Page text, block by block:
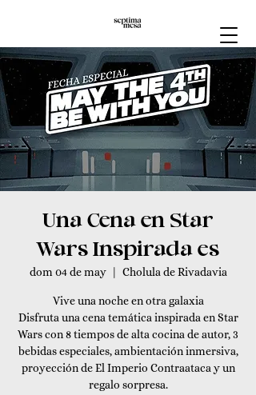
Una Cena en Star
Wars Inspirada es
dom 04 de may
  |
Cholula de Rivadavia
Vive una noche en otra galaxia
Disfruta una cena temática inspirada en Star
Wars con 8 tiempos de alta cocina de autor, 3
bebidas especiales, ambientación inmersiva,
proyección de El Imperio Contraataca y un
regalo sorpresa.